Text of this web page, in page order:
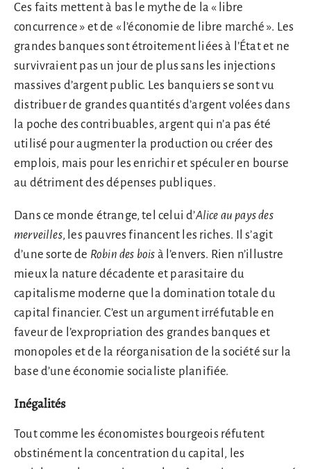
Ces faits mettent à bas le mythe de la « libre
concurrence » et de « l’économie de libre marché ». Les
grandes banques sont étroitement liées à l’État et ne
survivraient pas un jour de plus sans les injections
massives d’argent public. Les banquiers se sont vu
distribuer de grandes quantités d’argent volées dans
la poche des contribuables, argent qui n’a pas été
utilisé pour augmenter la production ou créer des
emplois, mais pour les enrichir et spéculer en bourse
au détriment des dépenses publiques.
Dans ce monde étrange, tel celui d’Alice au pays des
merveilles, les pauvres financent les riches. Il s’agit
d’une sorte de Robin des bois à l’envers. Rien n’illustre
mieux la nature décadente et parasitaire du
capitalisme moderne que la domination totale du
capital financier. C’est un argument irréfutable en
faveur de l’expropriation des grandes banques et
monopoles et de la réorganisation de la société sur la
base d’une économie socialiste planifiée.
Inégalités
Tout comme les économistes bourgeois réfutent
obstinément la concentration du capital, les